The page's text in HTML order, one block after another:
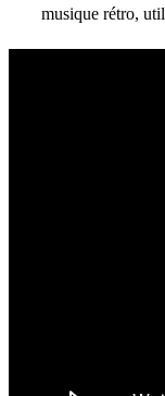
musique rétro,